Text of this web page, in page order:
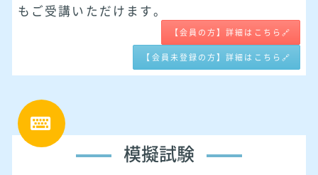
もご受講いただけます。
【会員の方】詳細はこちら🔗
【会員未登録の方】詳細はこちら🔗
模擬試験